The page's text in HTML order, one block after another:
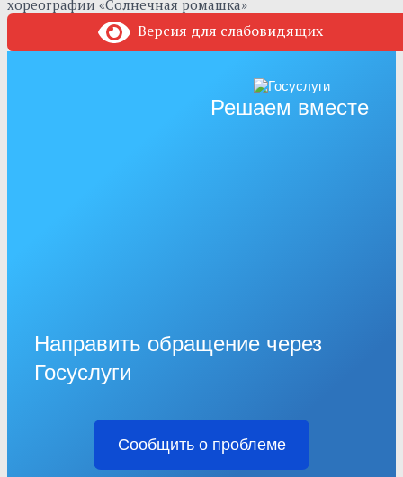
хореографии «Солнечная ромашка»
Версия для слабовидящих
Решаем вместе
Направить обращение через
Госуслуги
Сообщить о проблеме